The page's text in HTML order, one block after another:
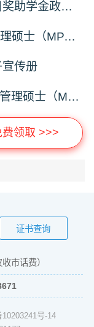
2027年上海理工大学MPA项目奖助学金政策发布
同济大学2027非全日制公共管理硕士（MPA）奖学金方案
传册
中国科学技术大学2027年公共管理硕士（MPA）专业学位研究生招生通知
领取 >>>
证书查询
收市话费）
号-14